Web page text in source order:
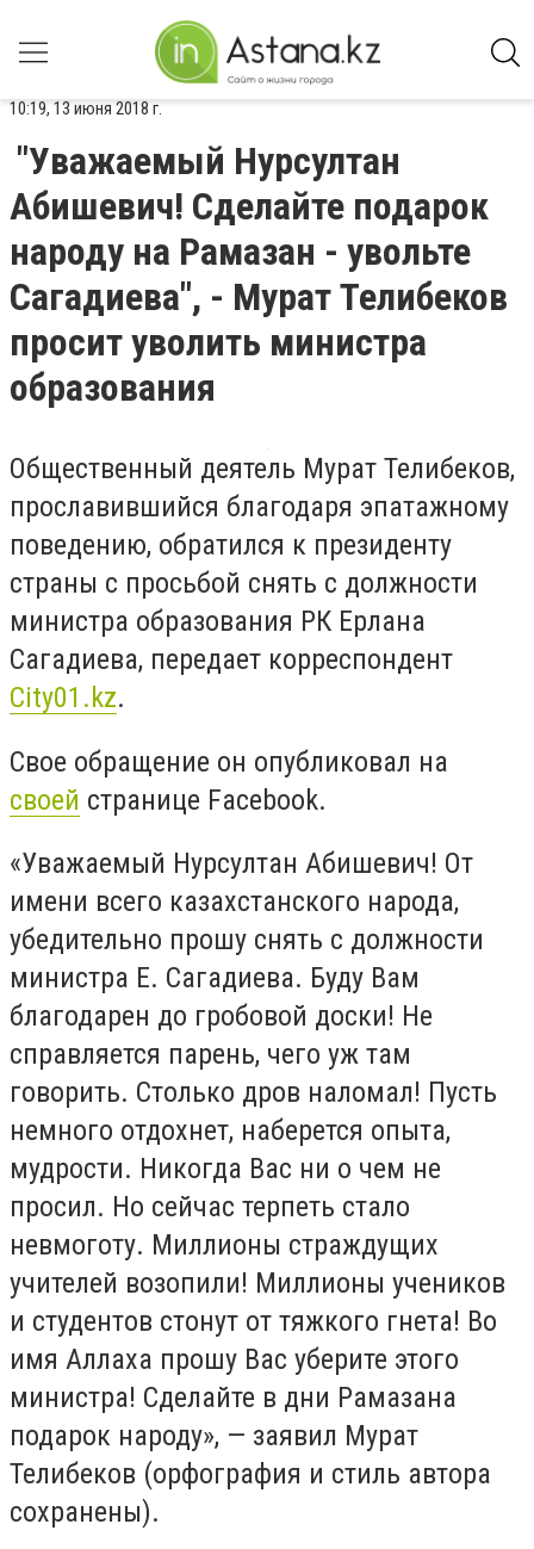
10:19, 13 июня 2018 г.
"Уважаемый Нурсултан
Абишевич! Сделайте подарок
народу на Рамазан - увольте
Сагадиева", - Мурат Телибеков
просит уволить министра
образования
Общественный деятель Мурат Телибеков,
прославившийся благодаря эпатажному
поведению, обратился к президенту
страны с просьбой снять с должности
министра образования РК Ерлана
Сагадиева, передает корреспондент
City01.kz.
Свое обращение он опубликовал на
своей странице Facebook.
«Уважаемый Нурсултан Абишевич! От
имени всего казахстанского народа,
убедительно прошу снять с должности
министра Е. Сагадиева. Буду Вам
благодарен до гробовой доски! Не
справляется парень, чего уж там
говорить. Столько дров наломал! Пусть
немного отдохнет, наберется опыта,
мудрости. Никогда Вас ни о чем не
просил. Но сейчас терпеть стало
невмоготу. Миллионы страждущих
учителей возопили! Миллионы учеников
и студентов стонут от тяжкого гнета! Во
имя Аллаха прошу Вас уберите этого
министра! Сделайте в дни Рамазана
подарок народу», — заявил Мурат
Телибеков (орфография и стиль автора
сохранены).